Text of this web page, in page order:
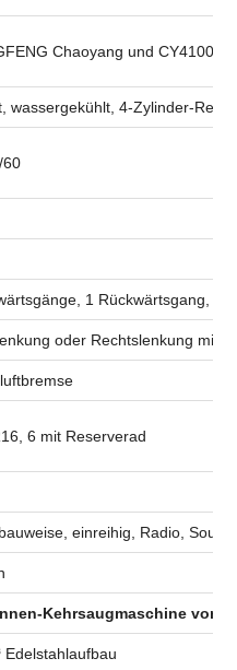
Chaoyang und CY4100Q
wassergekühlt, 4-Zylinder-
60
1 Rückwärtsgang,
oder Rechtslenkung mit
6 mit Reserverad
einreihig, Radio, Sound
Kehrsaugmaschine von
Edelstahlaufbau